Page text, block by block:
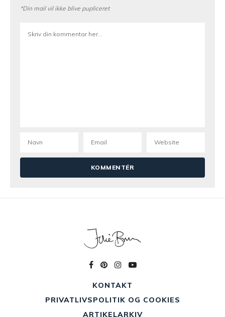
*Din mail vil ikke blive pupliceret
KONTAKT
PRIVATLIVSPOLITIK OG COOKIES
ARTIKELARKIV